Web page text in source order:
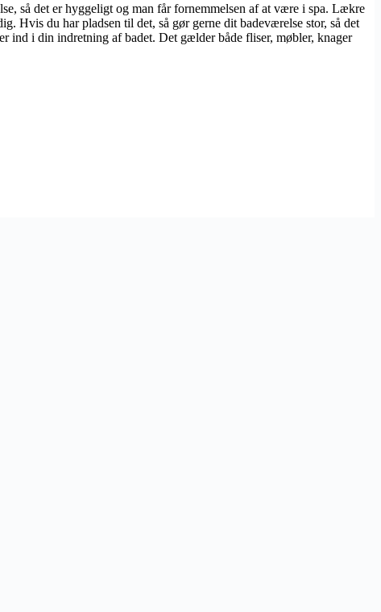
så det er hyggeligt og man får fornemmelsen af at være i spa. Lækre
Hvis du har pladsen til det, så gør gerne dit badeværelse stor, så det
ind i din indretning af badet. Det gælder både fliser, møbler, knager